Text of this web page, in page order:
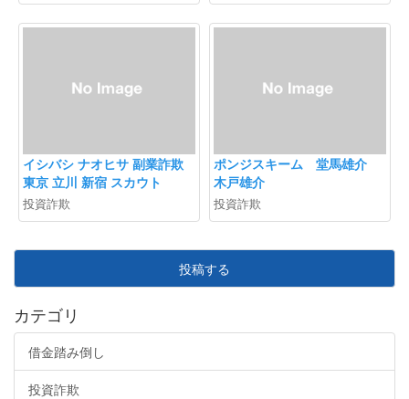
イシバシ ナオヒサ 副業詐欺
東京 立川 新宿 スカウト
投資詐欺
ポンジスキーム 堂馬雄介
木戸雄介
投資詐欺
投稿する
カテゴリ
借金踏み倒し
投資詐欺